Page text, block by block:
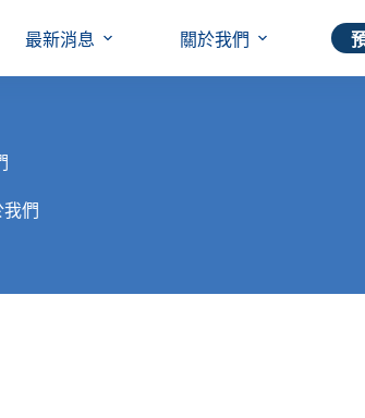
最新消息 關於我們
我們